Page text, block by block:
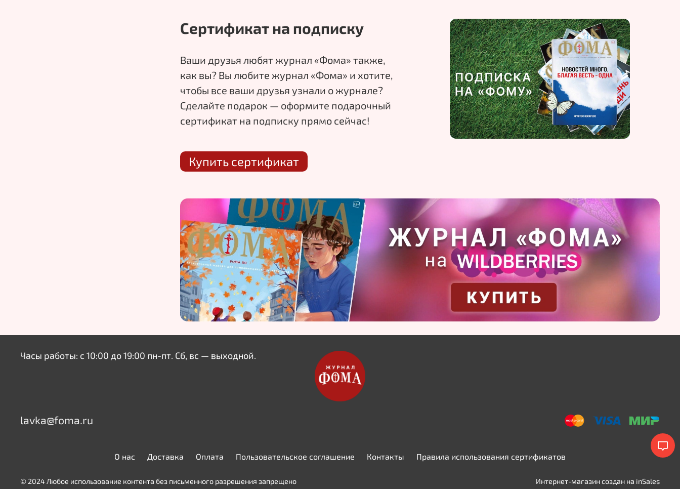
Сертификат на подписку
Ваши друзья любят журнал «Фома» также,
как вы? Вы любите журнал «Фома» и хотите,
чтобы все ваши друзья узнали о журнале?
Сделайте подарок — оформите подарочный
сертификат на подписку прямо сейчас!
Купить сертификат
Часы работы: с 10:00 до 19:00 пн-пт. Сб, вс — выходной.
lavka@foma.ru
О нас Доставка Оплата Пользовательское соглашение Контакты Правила использования сертификатов
© 2024 Любое использование контента без письменного разрешения запрещено Интернет-магазин создан на inSales